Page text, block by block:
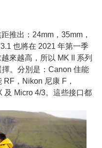
推出：24mm，35mm，
也將在 2021 年第一季
來越高，所以 MK II 系列
。分別是：Canon 佳能
，Nikon 尼康 F，
及 Micro 4/3。這些接口都